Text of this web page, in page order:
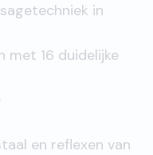
in
met 16 duidelijke
en reflexen van